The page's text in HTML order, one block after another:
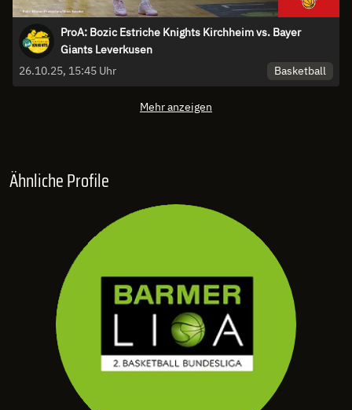
ProA: Bozic Estriche Knights Kirchheim vs. Bayer
Giants Leverkusen
26.10.25, 15:45 Uhr
Basketball
Mehr anzeigen
Ähnliche Profile